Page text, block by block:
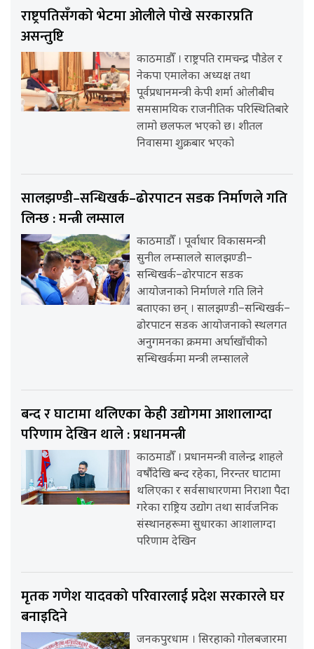
राष्ट्रपतिसँगको भेटमा ओलीले पोखे सरकारप्रति
असन्तुष्टि
काठमाडौँ । राष्ट्रपति रामचन्द्र पौडेल र
नेकपा एमालेका अध्यक्ष तथा
पूर्वप्रधानमन्त्री केपी शर्मा ओलीबीच
समसामयिक राजनीतिक परिस्थितिबारे
लामो छलफल भएको छ। शीतल
निवासमा शुक्रबार भएको
सालझण्डी–सन्धिखर्क–ढोरपाटन सडक निर्माणले गति
लिन्छ : मन्त्री लम्साल
काठमाडौँ । पूर्वाधार विकासमन्त्री
सुनील लम्सालले सालझण्डी–
सन्धिखर्क–ढोरपाटन सडक
आयोजनाको निर्माणले गति लिने
बताएका छन् । सालझण्डी–सन्धिखर्क–
ढोरपाटन सडक आयोजनाको स्थलगत
अनुगमनका क्रममा अर्घाखाँचीको
सन्धिखर्कमा मन्त्री लम्सालले
बन्द र घाटामा थलिएका केही उद्योगमा आशालाग्दा
परिणाम देखिन थाले : प्रधानमन्त्री
काठमाडौँ । प्रधानमन्त्री वालेन्द्र शाहले
वर्षौंदेखि बन्द रहेका, निरन्तर घाटामा
थलिएका र सर्वसाधारणमा निराशा पैदा
गरेका राष्ट्रिय उद्योग तथा सार्वजनिक
संस्थानहरूमा सुधारका आशालाग्दा
परिणाम देखिन
मृतक गणेश यादवको परिवारलाई प्रदेश सरकारले घर
बनाइदिने
जनकपुरधाम । सिरहाको गोलबजारमा